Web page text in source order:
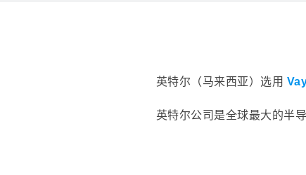
英特尔（马来西亚）选用
英特尔公司是全球最大的半